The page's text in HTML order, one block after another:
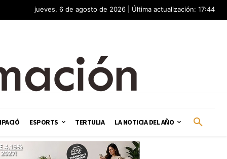
jueves, 6 de agosto de 2026 | Última actualización: 17:44
ESPORTS TERTULIA LA NOTICIA DEL AÑO